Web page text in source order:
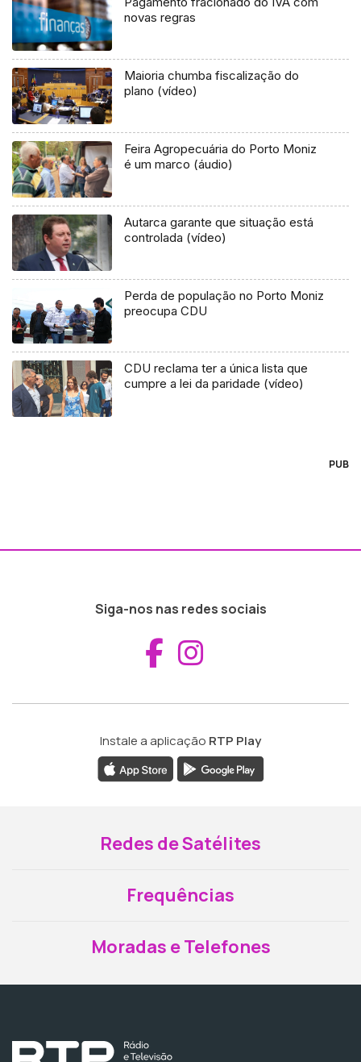
novas regras
Maioria chumba fiscalização do
plano (vídeo)
Feira Agropecuária do Porto Moniz
é um marco (áudio)
Autarca garante que situação está
controlada (vídeo)
Perda de população no Porto Moniz
preocupa CDU
CDU reclama ter a única lista que
cumpre a lei da paridade (vídeo)
PUB
Siga-nos nas redes sociais
Aceder ao
Instale a aplicação RTP Play
Redes de Satélites
Frequências
Moradas e Telefones